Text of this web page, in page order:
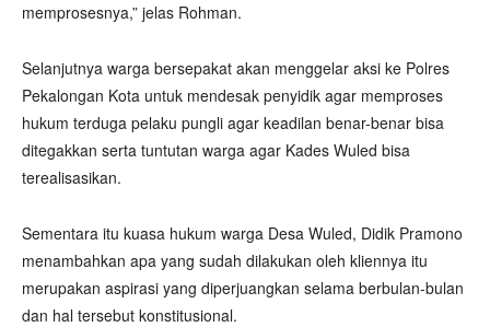
memprosesnya,” jelas Rohman.
Selanjutnya warga bersepakat akan menggelar aksi ke Polres
Pekalongan Kota untuk mendesak penyidik agar memproses
hukum terduga pelaku pungli agar keadilan benar-benar bisa
ditegakkan serta tuntutan warga agar Kades Wuled bisa
terealisasikan.
Sementara itu kuasa hukum warga Desa Wuled, Didik Pramono
menambahkan apa yang sudah dilakukan oleh kliennya itu
merupakan aspirasi yang diperjuangkan selama berbulan-bulan
dan hal tersebut konstitusional.